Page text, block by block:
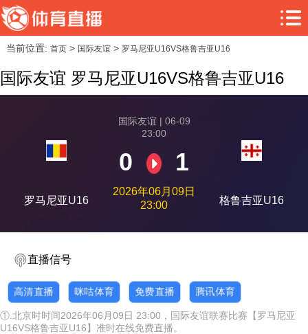
当前位置: 首页> 国际友谊> 罗马尼亚U16VS格鲁吉亚U16
国际友谊 罗马尼亚U16VS格鲁吉亚U16
罗马尼亚U16
国际友谊 | 06-09
23:00
0 1
2026年06月09日
23:00
格鲁吉亚U16
直播信号
高清直播 咪咕体育 免费直播 腾讯体育
①.北京时时间2026年06月09日 23:00，国际友谊联赛比赛【罗马尼亚
U16VS格鲁吉亚U16】准时在线免费直播。